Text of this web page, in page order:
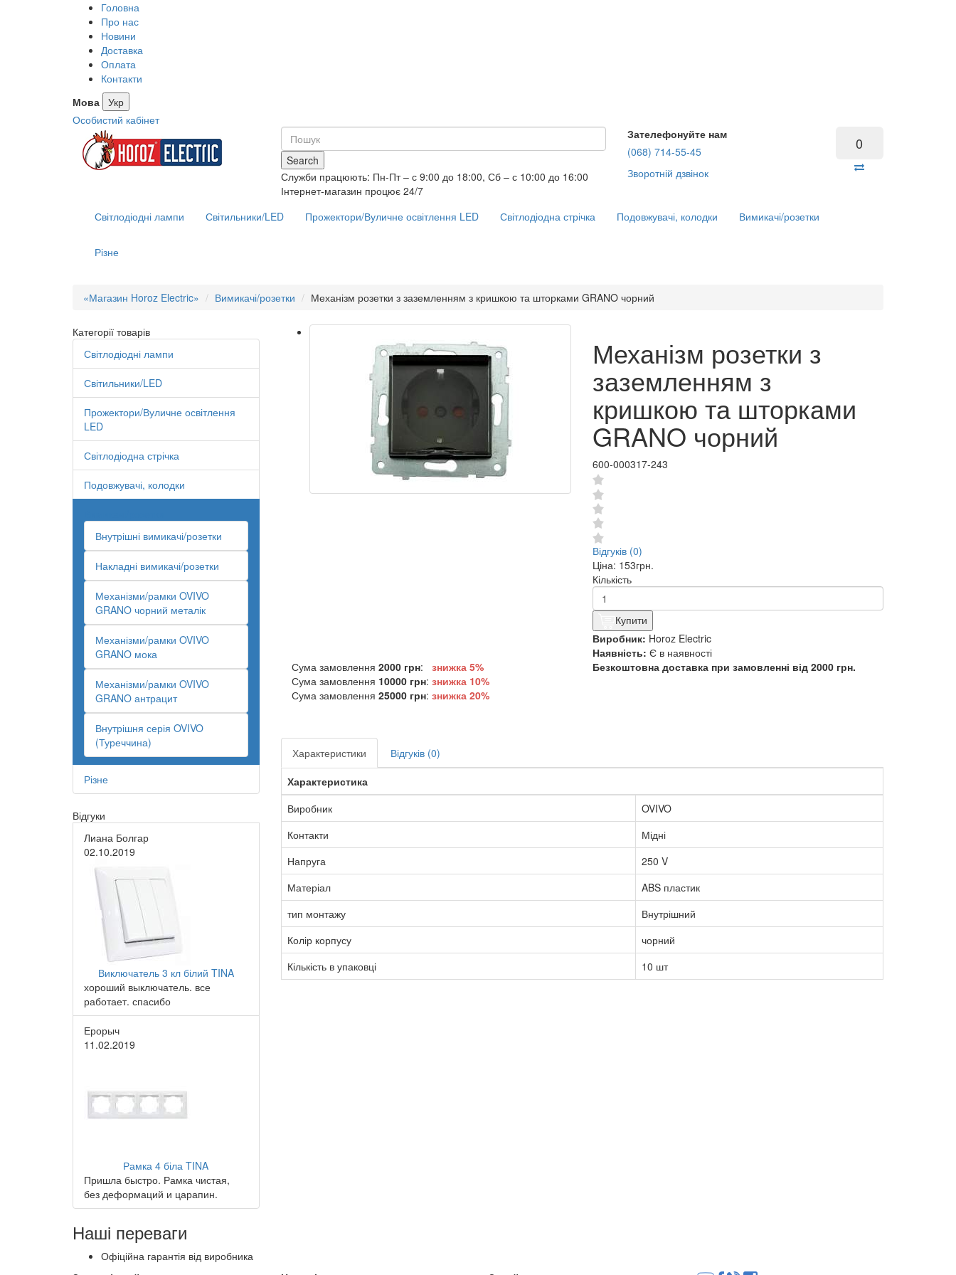
Головна
Про нас
Новини
Доставка
Оплата
Контакти
Мова Укр
Особистий кабінет
Search
Служби працюють: Пн-Пт – с 9:00 до 18:00, Сб – с 10:00 до 16:00
Інтернет-магазин процює 24/7
Зателефонуйте нам
(068) 714-55-45
Зворотній дзвінок
0
Світлодіодні лампи Світильники/LED Прожектори/Вуличне освітлення LED Світлодіодна стрічка Подовжувачі, колодки Вимикачі/розетки
Різне
«Магазин Horoz Electric» Вимикачі/розетки Механізм розетки з заземленням з кришкою та шторками GRANO чорний
Категорії товарів
Світлодіодні лампи
Світильники/LED
Прожектори/Вуличне освітлення
LED
Світлодіодна стрічка
Подовжувачі, колодки
Внутрішні вимикачі/розетки
Накладні вимикачі/розетки
Механізми/рамки OVIVO
GRANO чорний металік
Механізми/рамки OVIVO
GRANO мока
Механізми/рамки OVIVO
GRANO антрацит
Внутрішня серія OVIVO
(Туреччина)
Різне
Відгуки
Лиана Болгар
02.10.2019
Виключатель 3 кл білий TINA
хороший выключатель. все
работает. спасибо
Ерорыч
11.02.2019
Рамка 4 біла TINA
Пришла быстро. Рамка чистая,
без деформаций и царапин.
Механізм розетки з
заземленням з
кришкою та шторками
GRANO чорний
600-000317-243
Відгуків (0)
Ціна: 153грн.
Кількість
Купити
Виробник: Horoz Electric
Наявність: Є в наявності
Сума замовлення 2000 грн:
знижка 5%
Сума замовлення 10000 грн: знижка10%
Сума замовлення 25000 грн: знижка20%
Безкоштовна доставка при замовленні від 2000 грн.
Характеристики
Відгуків (0)
Характеристика
Виробник
OVIVO
Контакти
Мідні
Напруга
250 V
Матеріал
ABS пластик
тип монтажу
Внутрішний
Колір корпусу
чорний
Кількість в упаковці
10 шт
Наші переваги
Офіційна гарантія від виробника